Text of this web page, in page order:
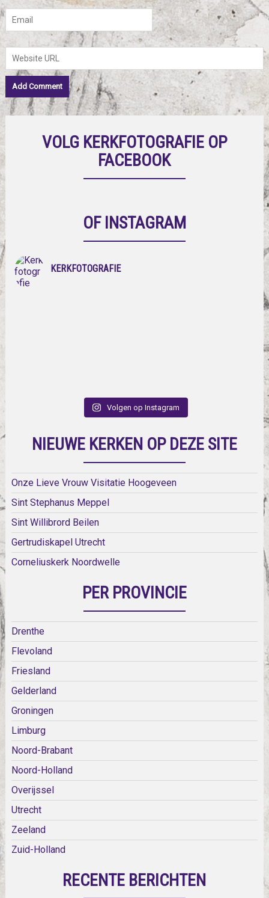
VOLG KERKFOTOGRAFIE OP
FACEBOOK
OF INSTAGRAM
KERKFOTOGRAFIE
Volgen op Instagram
NIEUWE KERKEN OP DEZE SITE
Onze Lieve Vrouw Visitatie Hoogeveen
Sint Stephanus Meppel
Sint Willibrord Beilen
Gertrudiskapel Utrecht
Corneliuskerk Noordwelle
PER PROVINCIE
Drenthe
Flevoland
Friesland
Gelderland
Groningen
Limburg
Noord-Brabant
Noord-Holland
Overijssel
Utrecht
Zeeland
Zuid-Holland
RECENTE BERICHTEN